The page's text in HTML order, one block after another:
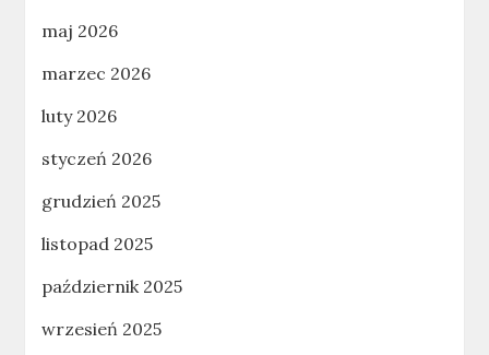
maj 2026
marzec 2026
luty 2026
styczeń 2026
grudzień 2025
listopad 2025
październik 2025
wrzesień 2025